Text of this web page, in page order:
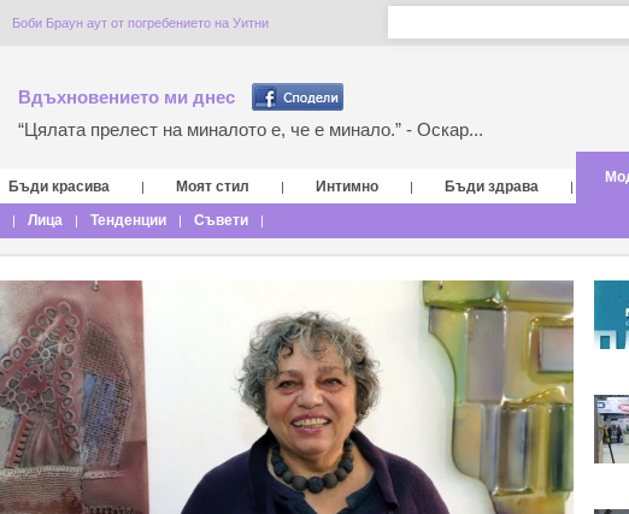
Боби Браун аут от погребението на Уитни
Вдъхновението ми днес
“Цялата прелест на миналото е, че е минало.” - Оскар...
Бъди красива | Моят стил | Интимно | Бъди здрава |
| Лица | Тенденции | Съвети |